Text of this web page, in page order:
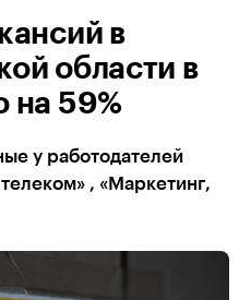
в
области в
на 59%
у работодателей
, «Маркетинг,